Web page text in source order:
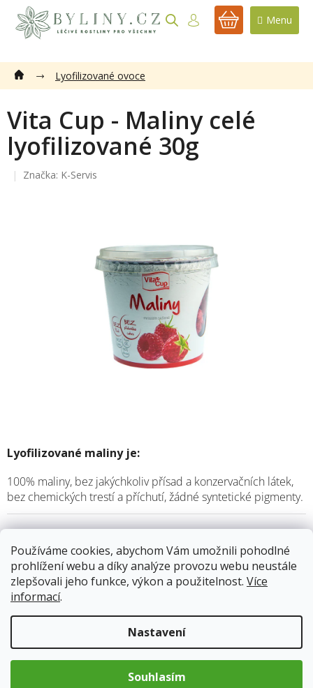
Používáme cookies, abychom Vám umožnili pohodlné
prohlížení webu a díky analýze provozu webu neustále
zlepšovali jeho funkce, výkon a použitelnost. Více
informací.
Nastavení
Souhlasím
obsah
NÁKUPNÍ
Lyofilizované ovoce
Vita Cup - Maliny celé
lyofilizované 30g
Značka: K-Servis
Lyofilizované maliny je:
100% maliny, bez jakýchkoliv přísad a konzervačních látek,
bez chemických trestí a příchutí, žádné syntetické pigmenty.
Kód produktu:
2833
Lyofilizované ovoce
69 Kč
Přidat do košíku